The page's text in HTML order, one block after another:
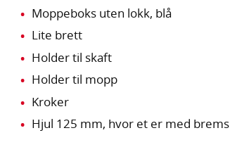
Moppeboks uten lokk, blå
Lite brett
Holder til skaft
Holder til mopp
Kroker
Hjul 125 mm, hvor et er med brems